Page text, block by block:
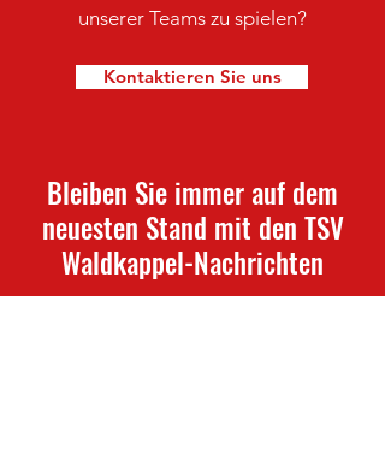
unserer Teams zu spielen?
Kontaktieren Sie uns
Bleiben Sie immer auf dem
neuesten Stand mit den TSV
Waldkappel-Nachrichten